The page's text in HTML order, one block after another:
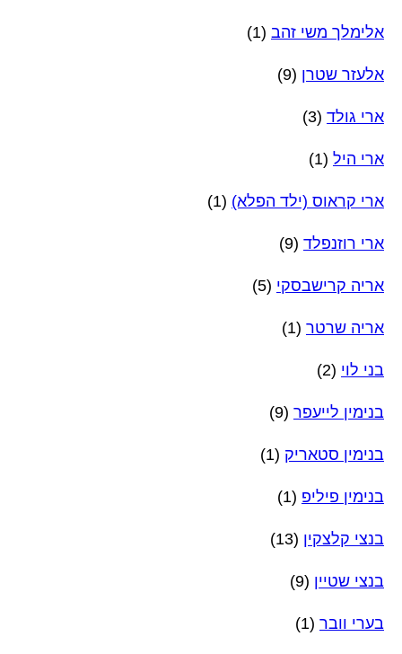
אלימלך משי זהב (1)
אלעזר שטרן (9)
ארי גולד (3)
ארי היל (1)
ארי קראוס (ילד הפלא) (1)
ארי רוזנפלד (9)
אריה קרישבסקי (5)
אריה שרטר (1)
בני לוי (2)
בנימין לייעפר (9)
בנימין סטאריק (1)
בנימין פיליפ (1)
בנצי קלצקין (13)
בנצי שטיין (9)
בערי וובר (1)